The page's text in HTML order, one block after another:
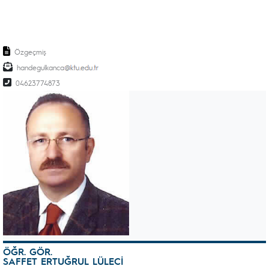
Özgeçmiş
handegulkanca
04623774873
ÖĞR. GÖR.
SAFFET ERTUĞRUL LÜLECİ